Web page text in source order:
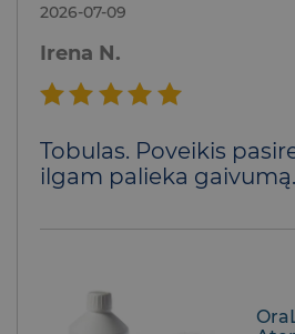
2026-07-09
Irena N.
5iš 5
Tobulas. Poveikis
ilgam palieka gaivumą.